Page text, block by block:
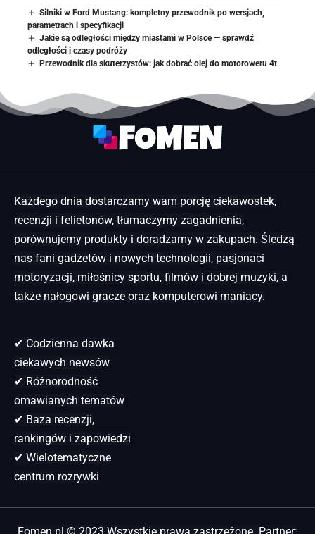
Silniki w Ford Mustang: kompletny przewodnik po wersjach,
parametrach i specyfikacji
Jakie są odległości między miastami w Polsce — sprawdź
odległości i czasy podróży
Przewodnik dla skuterzystów: jak dobrać olej do motoroweru 4t
Każdego dnia dostarczamy wam porcję ciekawostek,
recenzji i felietonów, tłumaczymy zagadnienia,
porównujemy produkty i doradzamy w zakupach. Śledzą
nas fani gadżetów i nowych technologii, pasjonaci
motoryzacji, miłośnicy sportu, filmów i dobrej muzyki, a
także nałogowi gracze oraz komputerowi maniacy.
✔ Codzienna dawka
ciekawych newsów
✔ Różnorodność
omawianych tematów
✔ Baza recenzji,
rankingów i zapowiedzi
✔ Wielotematyczne
centrum rozrywki